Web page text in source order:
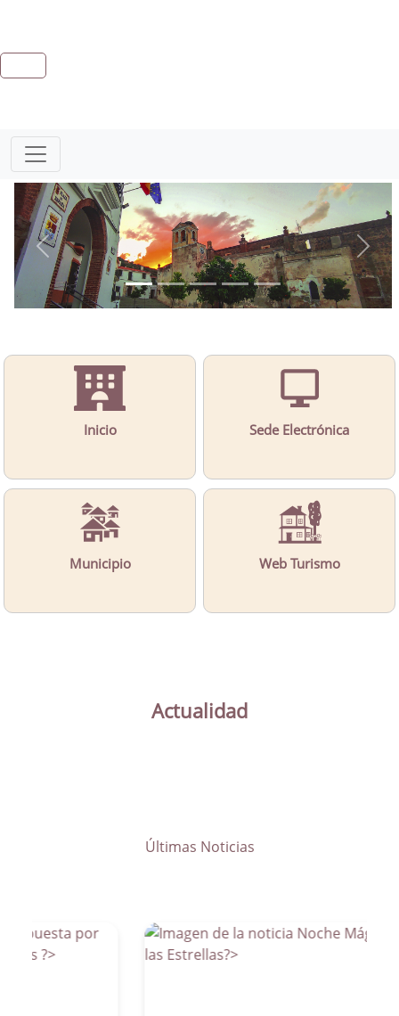
Inicio Sede Electrónica
Municipio Web Turismo
Actualidad
Últimas Noticias